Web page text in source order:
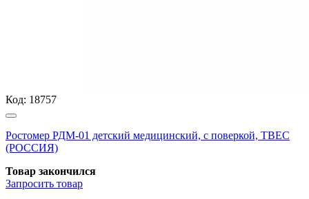
Код: 18757
Ростомер РДМ-01 детский медицинский, с поверкой, ТВЕС
(РОССИЯ)
Товар закончился
Запросить товар